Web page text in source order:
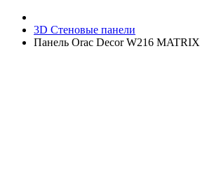
3D Стеновые панели
Панель Orac Decor W216 MATRIX